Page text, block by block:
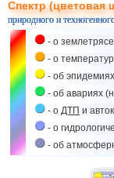
Спектр (цветовая
природного и
- о
- о
- об
- об авариях
- о ДТП и
- о
- об